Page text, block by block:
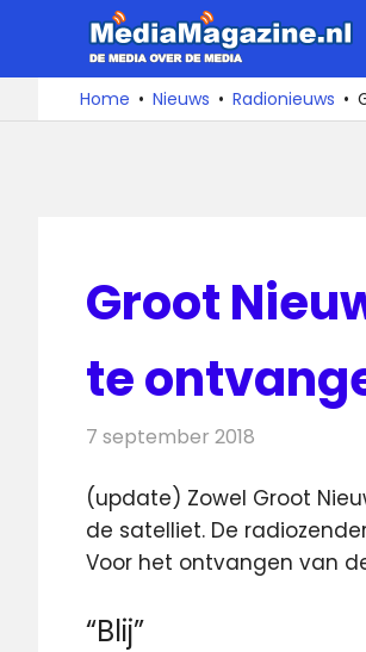
de
De
media
over
Home Nieuws Radionieuws
Groot
te
7 september 2018
(update) Zowel Groot
de satelliet. De
Voor het ontvangen van
“Blij”